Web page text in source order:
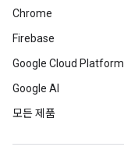
Chrome
Firebase
Google Cloud Platform
Google AI
모든 제품